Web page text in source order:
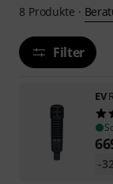
8 Produkte ·
Filter
EV
-